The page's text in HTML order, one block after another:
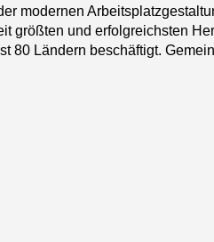
modernen
größten und erfolgreichsten
80 Ländern beschäftigt.